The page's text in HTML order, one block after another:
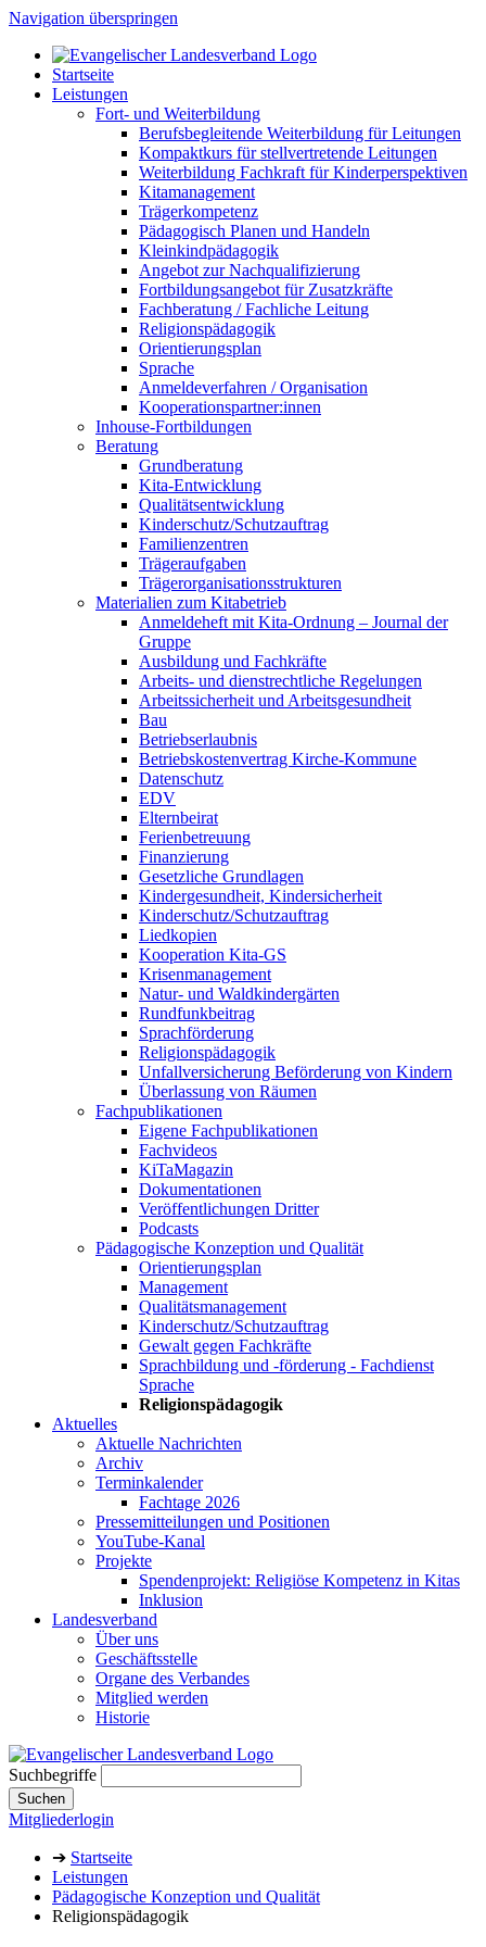
Navigation überspringen
Startseite
Leistungen
Fort- und Weiterbildung
Berufsbegleitende Weiterbildung für Leitungen
Kompaktkurs für stellvertretende Leitungen
Weiterbildung Fachkraft für Kinderperspektiven
Kitamanagement
Trägerkompetenz
Pädagogisch Planen und Handeln
Kleinkindpädagogik
Angebot zur Nachqualifizierung
Fortbildungsangebot für Zusatzkräfte
Fachberatung / Fachliche Leitung
Religionspädagogik
Orientierungsplan
Sprache
Anmeldeverfahren / Organisation
Kooperationspartner:innen
Inhouse-Fortbildungen
Beratung
Grundberatung
Kita-Entwicklung
Qualitätsentwicklung
Kinderschutz/Schutzauftrag
Familienzentren
Trägeraufgaben
Trägerorganisationsstrukturen
Materialien zum Kitabetrieb
Anmeldeheft mit Kita-Ordnung – Journal der
Gruppe
Ausbildung und Fachkräfte
Arbeits- und dienstrechtliche Regelungen
Arbeitssicherheit und Arbeitsgesundheit
Bau
Betriebserlaubnis
Betriebskostenvertrag Kirche-Kommune
Datenschutz
EDV
Elternbeirat
Ferienbetreuung
Finanzierung
Gesetzliche Grundlagen
Kindergesundheit, Kindersicherheit
Kinderschutz/Schutzauftrag
Liedkopien
Kooperation Kita-GS
Krisenmanagement
Natur- und Waldkindergärten
Rundfunkbeitrag
Sprachförderung
Religionspädagogik
Unfallversicherung Beförderung von Kindern
Überlassung von Räumen
Fachpublikationen
Eigene Fachpublikationen
Fachvideos
KiTaMagazin
Dokumentationen
Veröffentlichungen Dritter
Podcasts
Pädagogische Konzeption und Qualität
Orientierungsplan
Management
Qualitätsmanagement
Kinderschutz/Schutzauftrag
Gewalt gegen Fachkräfte
Sprachbildung und -förderung - Fachdienst
Sprache
Religionspädagogik
Aktuelles
Aktuelle Nachrichten
Archiv
Terminkalender
Fachtage 2026
Pressemitteilungen und Positionen
YouTube-Kanal
Projekte
Spendenprojekt: Religiöse Kompetenz in Kitas
Inklusion
Landesverband
Über uns
Geschäftsstelle
Organe des Verbandes
Mitglied werden
Historie
Suchbegriffe
Suchen
Mitgliederlogin
➔ Startseite
Leistungen
Pädagogische Konzeption und Qualität
Religionspädagogik